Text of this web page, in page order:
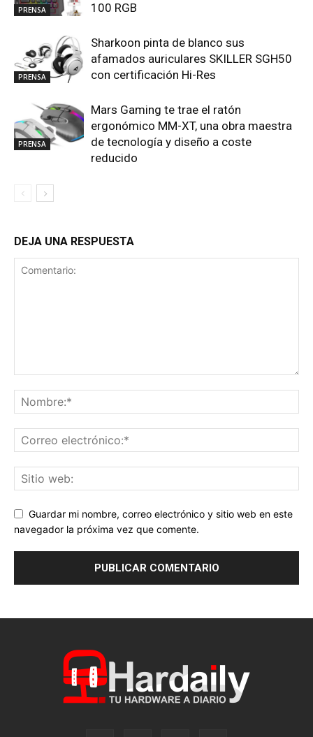
PRENSA
100 RGB
PRENSA
Sharkoon pinta de blanco sus
afamados auriculares SKILLER SGH50
con certificación Hi-Res
PRENSA
Mars Gaming te trae el ratón
ergonómico MM-XT, una obra maestra
de tecnología y diseño a coste
reducido
DEJA UNA RESPUESTA
Guardar mi nombre, correo electrónico y sitio web en este
navegador la próxima vez que comente.